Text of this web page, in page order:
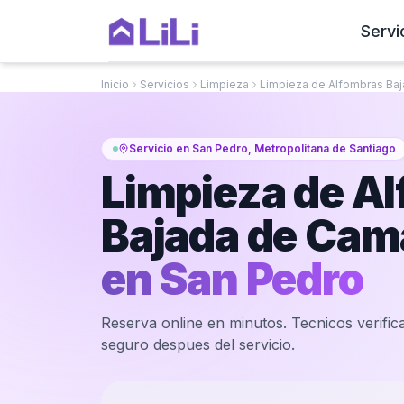
Inicio Servicios Limpieza Limpieza de Alfombras
Servicio en San Pedro, Metropolitana de Santiago
Limpieza de
Bajada de
enSan Pedro
Reserva online en minutos. Tecnicos
seguro despues del servicio.